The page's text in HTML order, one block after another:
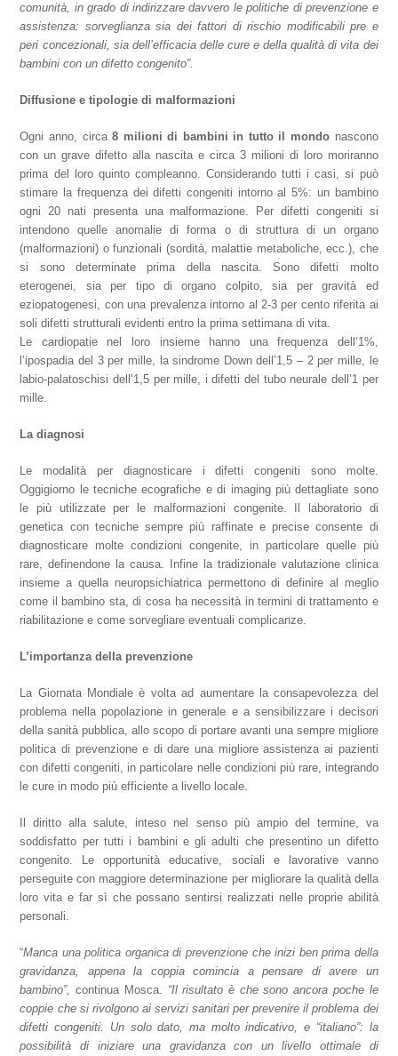
comunità, in grado di indirizzare davvero le politiche di prevenzione e
assistenza: sorveglianza sia dei fattori di rischio modificabili pre e
peri concezionali, sia dell’efficacia delle cure e della qualità di vita dei
bambini con un difetto congenito”.
Diffusione e tipologie di malformazioni
Ogni anno, circa8 milioni di bambini in tutto il mondo nascono
con un grave difetto alla nascita e circa 3 milioni di loro moriranno
prima del loro quinto compleanno. Considerando tutti i casi, si può
stimare la frequenza dei difetti congeniti intorno al 5%: un bambino
ogni 20 nati presenta una malformazione. Per difetti congeniti si
intendono quelle anomalie di forma o di struttura di un organo
(malformazioni) o funzionali (sordità, malattie metaboliche, ecc.), che
si sono determinate prima della nascita. Sono difetti molto
eterogenei, sia per tipo di organo colpito, sia per gravità ed
eziopatogenesi, con una prevalenza intorno al 2-3 per cento riferita ai
soli difetti strutturali evidenti entro la prima settimana di vita.
Le cardiopatie nel loro insieme hanno una frequenza dell’1%,
l’ipospadia del 3 per mille, la sindrome Down dell’1,5 – 2 per mille, le
labio-palatoschisi dell’1,5 per mille, i difetti del tubo neurale dell’1 per
mille.
La diagnosi
Le modalità per diagnosticare i difetti congeniti sono molte.
Oggigiorno le tecniche ecografiche e di imaging più dettagliate sono
le più utilizzate per le malformazioni congenite. Il laboratorio di
genetica con tecniche sempre più raffinate e precise consente di
diagnosticare molte condizioni congenite, in particolare quelle più
rare, definendone la causa. Infine la tradizionale valutazione clinica
insieme a quella neuropsichiatrica permettono di definire al meglio
come il bambino sta, di cosa ha necessità in termini di trattamento e
riabilitazione e come sorvegliare eventuali complicanze.
L’importanza della prevenzione
La Giornata Mondiale è volta ad aumentare la consapevolezza del
problema nella popolazione in generale e a sensibilizzare i decisori
della sanità pubblica, allo scopo di portare avanti una sempre migliore
politica di prevenzione e di dare una migliore assistenza ai pazienti
con difetti congeniti, in particolare nelle condizioni più rare, integrando
le cure in modo più efficiente a livello locale.
Il diritto alla salute, inteso nel senso più ampio del termine, va
soddisfatto per tutti i bambini e gli adulti che presentino un difetto
congenito. Le opportunità educative, sociali e lavorative vanno
perseguite con maggiore determinazione per migliorare la qualità della
loro vita e far sì che possano sentirsi realizzati nelle proprie abilità
personali.
“Manca una politica organica di prevenzione che inizi ben prima della
gravidanza, appena la coppia comincia a pensare di avere un
bambino”, continua Mosca. “Il risultato è che sono ancora poche le
coppie che si rivolgono ai servizi sanitari per prevenire il problema dei
difetti congeniti. Un solo dato, ma molto indicativo, e “italiano”: la
possibilità di iniziare una gravidanza con un livello ottimale di